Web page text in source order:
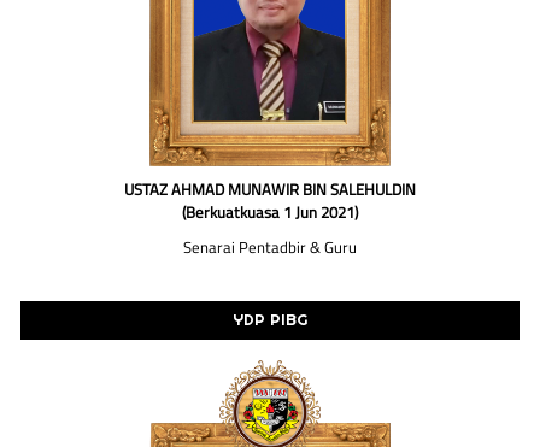
USTAZ AHMAD MUNAWIR BIN SALEHULDIN
(Berkuatkuasa 1 Jun 2021)
Senarai Pentadbir & Guru
YDP PIBG